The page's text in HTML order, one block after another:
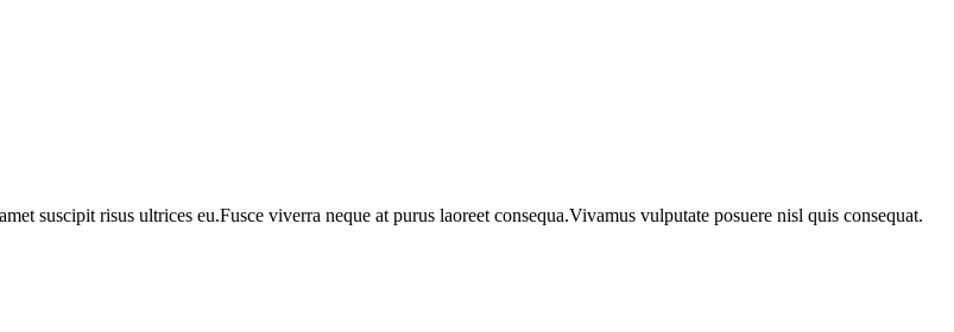
suscipit risus ultrices eu.Fusce viverra neque at purus laoreet consequa.Vivamus vulputate posuere nisl quis consequat.